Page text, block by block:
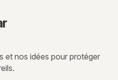
et nos idées pour protéger